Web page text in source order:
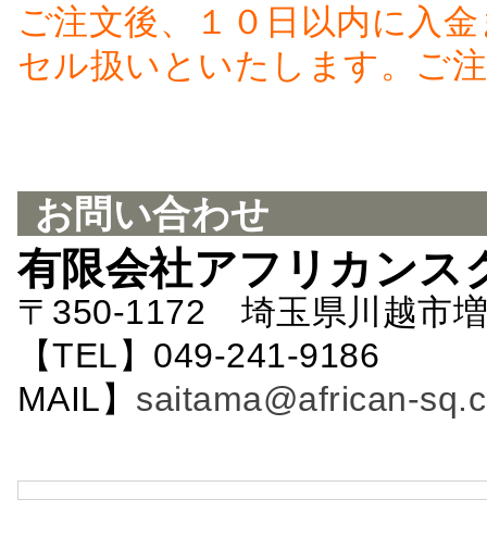
ご注文後、１０日以内に入
セル扱いといたします。ご
お問い合わせ
有限会社アフリカンス
〒350-1172 埼玉県川越市
【TEL】049-241-
MAIL】 saitama@african-